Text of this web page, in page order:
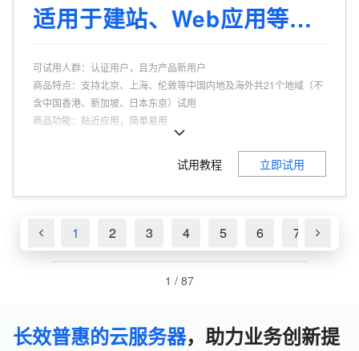
适用于建站、Web应用等场景
可试用人群： 认证用户，且为产品新用户
商品特点： 支持北京、上海、伦敦等中国内地及海外共21个地域（不
含中国香港、新加坡、日本东京）试用
商品功能： 贴近应用，简单易用
试用教程 立即试用
1 2 3 4 5 6 7
1 / 87
长效普惠的云服务器，助力业务创新提